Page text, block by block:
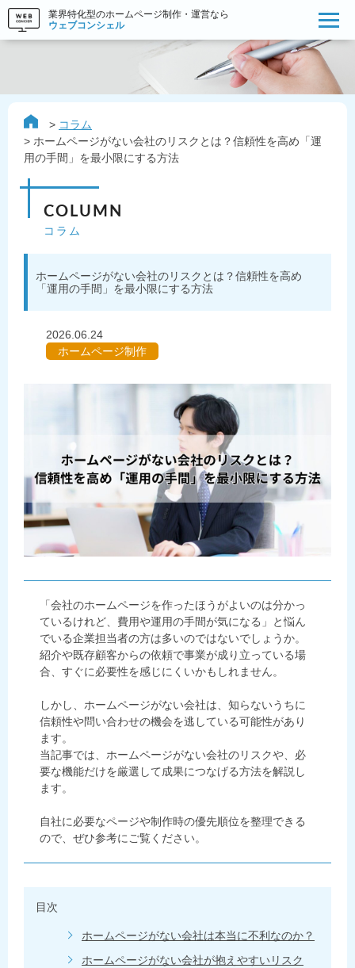
業界特化型のホームページ制作・運営なら
ウェブコンシェル
コラム
ホームページがない会社のリスクとは？信頼性を高め「運
用の手間」を最小限にする方法
COLUMN
コラム
ホームページがない会社のリスクとは？信頼性を高め
「運用の手間」を最小限にする方法
2026.06.24
ホームページ制作
「会社のホームページを作ったほうがよいのは分かっ
ているけれど、費用や運用の手間が気になる」と悩ん
でいる企業担当者の方は多いのではないでしょうか。
紹介や既存顧客からの依頼で事業が成り立っている場
合、すぐに必要性を感じにくいかもしれません。
しかし、ホームページがない会社は、知らないうちに
信頼性や問い合わせの機会を逃している可能性があり
ます。
当記事では、ホームページがない会社のリスクや、必
要な機能だけを厳選して成果につなげる方法を解説し
ます。
自社に必要なページや制作時の優先順位を整理できる
ので、ぜひ参考にご覧ください。
目次
ホームページがない会社は本当に不利なのか？
ホームページがない会社が抱えやすいリスク